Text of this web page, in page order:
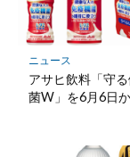
ニュース
アサヒ飲料「守
菌W」を6月6日